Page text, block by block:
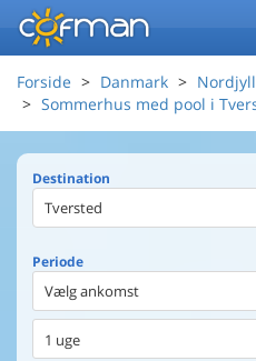
Forside Danmark
Sommerhus med pool i
Destination
Periode
Vælg ankomst
1 uge